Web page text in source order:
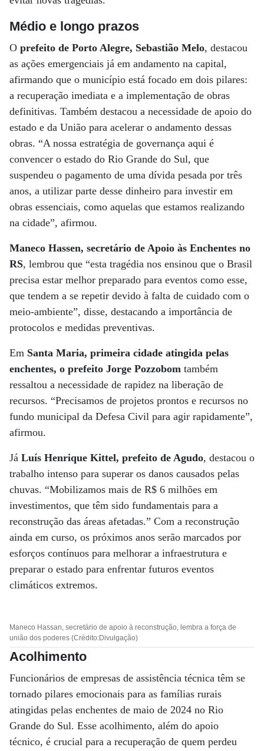
Médio e longo prazos
O prefeito de Porto Alegre, Sebastião Melo, destacou
as ações emergenciais já em andamento na capital,
afirmando que o município está focado em dois pilares:
a recuperação imediata e a implementação de obras
definitivas. Também destacou a necessidade de apoio do
estado e da União para acelerar o andamento dessas
obras. “A nossa estratégia de governança aqui é
convencer o estado do Rio Grande do Sul, que
suspendeu o pagamento de uma dívida pesada por três
anos, a utilizar parte desse dinheiro para investir em
obras essenciais, como aquelas que estamos realizando
na cidade”, afirmou.
Maneco Hassen, secretário de Apoio às Enchentes no
RS, lembrou que “esta tragédia nos ensinou que o Brasil
precisa estar melhor preparado para eventos como esse,
que tendem a se repetir devido à falta de cuidado com o
meio-ambiente”, disse, destacando a importância de
protocolos e medidas preventivas.
Em Santa Maria, primeira cidade atingida pelas
enchentes, o prefeito Jorge Pozzobom também
ressaltou a necessidade de rapidez na liberação de
recursos. “Precisamos de projetos prontos e recursos no
fundo municipal da Defesa Civil para agir rapidamente”,
afirmou.
Já Luís Henrique Kittel, prefeito de Agudo, destacou o
trabalho intenso para superar os danos causados pelas
chuvas. “Mobilizamos mais de R$ 6 milhões em
investimentos, que têm sido fundamentais para a
reconstrução das áreas afetadas.” Com a reconstrução
ainda em curso, os próximos anos serão marcados por
esforços contínuos para melhorar a infraestrutura e
preparar o estado para enfrentar futuros eventos
climáticos extremos.
Maneco Hassan, secretário de apoio à reconstrução, lembra a força de
união dos poderes (Crédito:Divulgação)
Acolhimento
Funcionários de empresas de assistência técnica têm se
tornado pilares emocionais para as famílias rurais
atingidas pelas enchentes de maio de 2024 no Rio
Grande do Sul. Esse acolhimento, além do apoio
técnico, é crucial para a recuperação de quem perdeu